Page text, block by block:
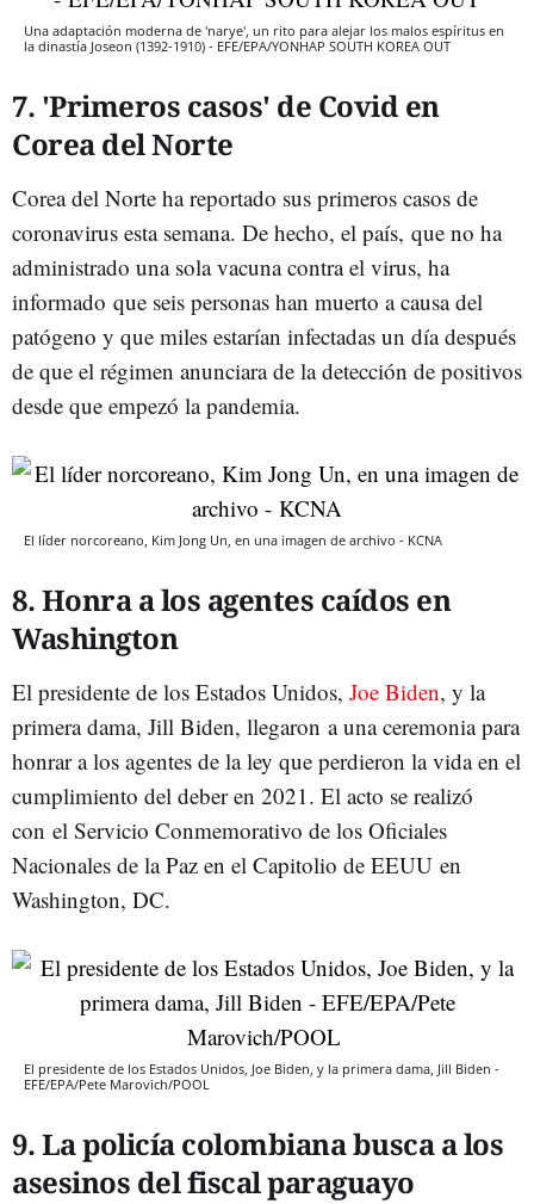
Una adaptación moderna de 'narye', un rito para alejar los malos espíritus en
la dinastía Joseon (1392-1910) - EFE/EPA/YONHAP SOUTH KOREA OUT
7. 'Primeros casos' de Covid en
Corea del Norte
Corea del Norte ha reportado sus primeros casos de
coronavirus esta semana. De hecho, el país, que no ha
administrado una sola vacuna contra el virus, ha
informado que seis personas han muerto a causa del
patógeno y que miles estarían infectadas un día después
de que el régimen anunciara de la detección de positivos
desde que empezó la pandemia.
El líder norcoreano, Kim Jong Un, en una imagen de archivo - KCNA
8. Honra a los agentes caídos en
Washington
El presidente de los Estados Unidos, Joe Biden, y la
primera dama, Jill Biden, llegaron a una ceremonia para
honrar a los agentes de la ley que perdieron la vida en el
cumplimiento del deber en 2021. El acto se realizó
con el Servicio Conmemorativo de los Oficiales
Nacionales de la Paz en el Capitolio de EEUU en
Washington, DC.
El presidente de los Estados Unidos, Joe Biden, y la primera dama, Jill Biden -
EFE/EPA/Pete Marovich/POOL
9. La policía colombiana busca a los
asesinos del fiscal paraguayo